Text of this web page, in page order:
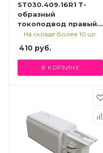
ST030.409.16R1 Т-
образный
токоподвод правый 1
для трехфазного
Luce Черный
Трехфазная трековая
система
На складе более 10 шт.
410 руб.
В КОРЗИНУ